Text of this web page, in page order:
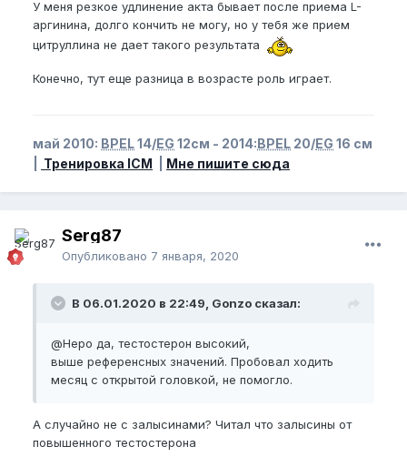
У меня резкое удлинение акта бывает после приема L-
аргинина, долго кончить не могу, но у тебя же прием
цитруллина не дает такого результата
Конечно, тут еще разница в возрасте роль играет.
май 2010: BPEL14/EG 12см - 2014:BPEL 20/EG 16 см
Тренировка ICM Мне пишите сюда
Serg87
Опубликовано 7 января, 2020
В 06.01.2020 в 22:49, Gonzo сказал:
@Неро да, тестостерон высокий,
выше референсных значений. Пробовал ходить
месяц с открытой головкой, не помогло.
А случайно не с залысинами? Читал что залысины от
повышенного тестостерона